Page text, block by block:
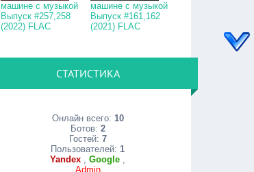
машине с музыкой
Выпуск #257,258
(2022) FLAC
машине с музыкой
Выпуск #161,162
(2021) FLAC
СТАТИСТИКА
Онлайн всего: 10
Ботов: 2
Гостей: 7
Пользователей:1
Yandex ,Google ,
Admin